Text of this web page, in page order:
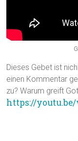
Dieses Gebet ist
einen Kommentar
zu? Warum greift
https://